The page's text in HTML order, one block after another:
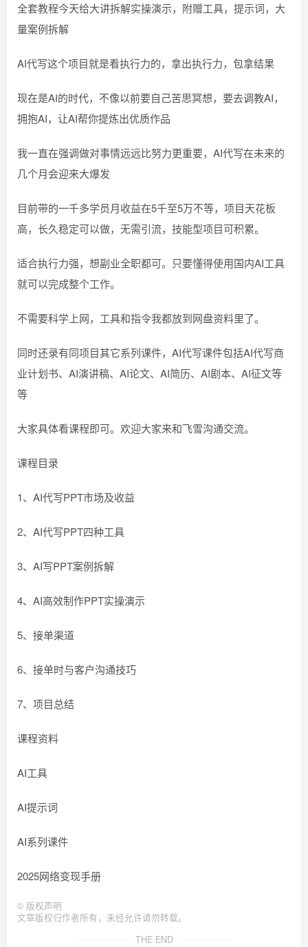
全套教程今天给大讲拆解实操演示，附赠工具，提示词，大
量案例拆解
AI代写这个项目就是看执行力的，拿出执行力，包拿结果
现在是AI的时代，不像以前要自己苦思冥想，要去调教AI，
拥抱AI，让AI帮你提炼出优质作品
我一直在强调做对事情远远比努力更重要，AI代写在未来的
几个月会迎来大爆发
目前带的一千多学员月收益在5千至5万不等，项目天花板
高，长久稳定可以做，无需引流，技能型项目可积累。
适合执行力强，想副业全职都可。只要懂得使用国内AI工具
就可以完成整个工作。
不需要科学上网，工具和指令我都放到网盘资料里了。
同时还录有同项目其它系列课件，AI代写课件包括AI代写商
业计划书、AI演讲稿、AI论文、AI简历、AI剧本、AI征文等
等
大家具体看课程即可。欢迎大家来和飞雪沟通交流。
课程目录
1、AI代写PPT市场及收益
2、AI代写PPT四种工具
3、AI写PPT案例拆解
4、AI高效制作PPT实操演示
5、接单渠道
6、接单时与客户沟通技巧
7、项目总结
课程资料
AI工具
AI提示词
AI系列课件
2025网络变现手册
© 版权声明
文章版权归作者所有，未经允许请勿转载。
THE END